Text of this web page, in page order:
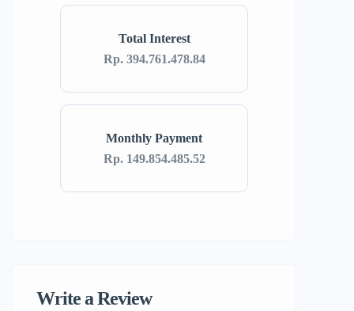
Monthly Payment
Rp. 149.854.485.52
Total Interest
Rp. 394.761.478.84
Write a Review